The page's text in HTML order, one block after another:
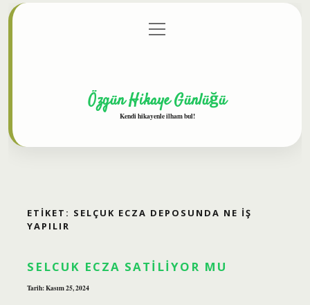
Gizlilik Politikası
menüyü
aç
Özgün Hikaye Günlüğü
Kendi hikayenle ilham bul!
ETIKET: SELÇUK ECZA DEPOSUNDA NE İŞ
YAPILIR
SELCUK ECZA SATILIYOR MU
Tarih: Kasım 25, 2024